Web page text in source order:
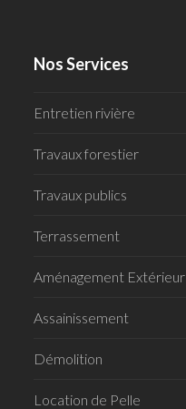
Nos Services
Entretien rivière
Travaux forestier
Travaux publics
Terrassement
Aménagement Extérieur
Assainissement
Démolition
Location de Pelle